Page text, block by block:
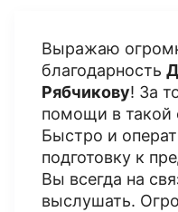
Выражаю
благодарность
Рябчикову! За
помощи в такой
Быстро и
подготовку к
Вы всегда на
выслушать.